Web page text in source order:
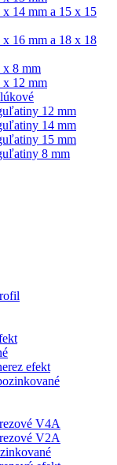
14 mm a 15 x 15
16 mm a 18 x 18
x 8 mm
x 12 mm
12 mm
14 mm
15 mm
8 mm
efekt
V4A
V2A